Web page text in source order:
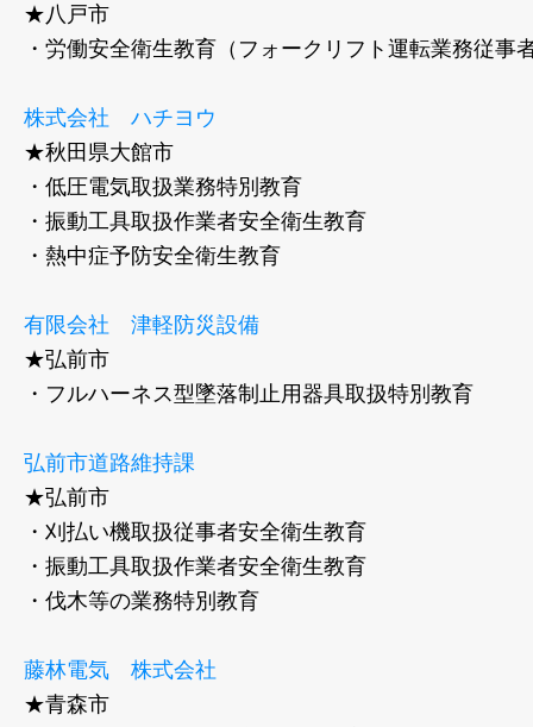
★八戸市
・労働安全衛生教育（フォークリフト運転業務従事
株式会社 ハチヨウ
★秋田県大館市
・低圧電気取扱業務特別教育
・振動工具取扱作業者安全衛生教育
・熱中症予防安全衛生教育
有限会社 津軽防災設備
★弘前市
・フルハーネス型墜落制止用器具取扱特別教育
弘前市道路維持課
★弘前市
・刈払い機取扱従事者安全衛生教育
・振動工具取扱作業者安全衛生教育
・伐木等の業務特別教育
藤林電気 株式会社
★青森市